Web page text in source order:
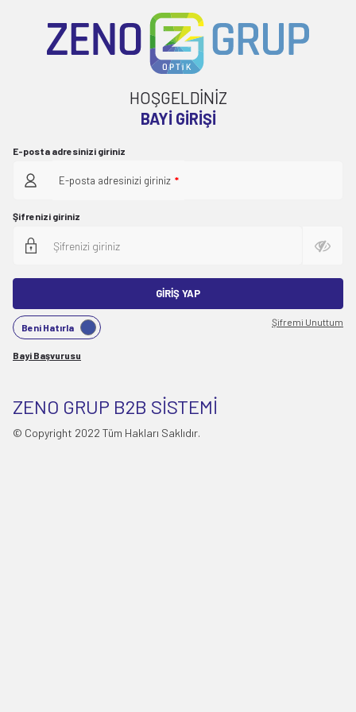
HOŞGELDİNİZ
BAYI GIRIŞI
E-posta adresinizi giriniz
E-posta adresinizi giriniz *
Şifrenizi giriniz
GIRIŞ YAP
Beni Hatırla Şifremi Unuttum
Bayi Başvurusu
ZENO GRUP B2B SİSTEMİ
© Copyright 2022 Tüm Hakları Saklıdır.